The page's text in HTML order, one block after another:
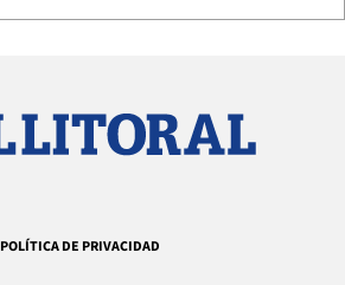
POLÍTICA DE PRIVACIDAD